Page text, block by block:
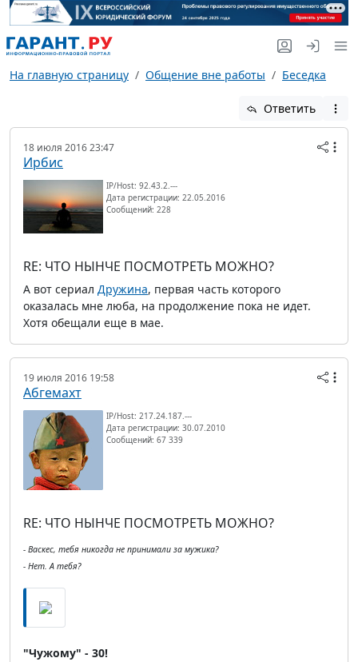
На главную страницу Общение вне работы Беседка
Ответить
18 июля 2016 23:47
Ирбис
IP/Host: 92.43.2.---
Дата регистрации: 22.05.2016
Сообщений: 228
RE: ЧТО НЫНЧЕ ПОСМОТРЕТЬ МОЖНО?
А вот сериал Дружина, первая часть которого
оказалась мне люба, на продолжение пока не идет.
Хотя обещали еще в мае.
19 июля 2016 19:58
Абгемахт
IP/Host: 217.24.187.---
Дата регистрации: 30.07.2010
Сообщений: 67 339
RE: ЧТО НЫНЧЕ ПОСМОТРЕТЬ МОЖНО?
- Васкес, тебя никогда не принимали за мужика?
- Нет. А тебя?
"Чужому" - 30!